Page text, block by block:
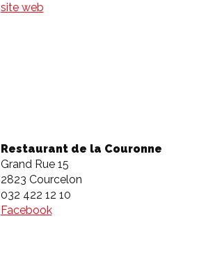
site web
Restaurant de la Couronne
Grand Rue 15
2823 Courcelon
032 422 12 10
Facebook